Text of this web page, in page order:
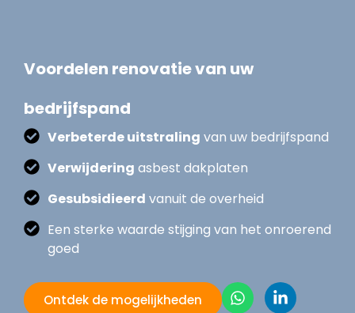
Voordelen renovatie van uw
bedrijfspand
Verbeterde uitstraling van uw bedrijfspand
Verwijdering asbest dakplaten
Gesubsidieerd vanuit de overheid
Een sterke waarde stijging van het onroerend
goed
Ontdek de mogelijkheden